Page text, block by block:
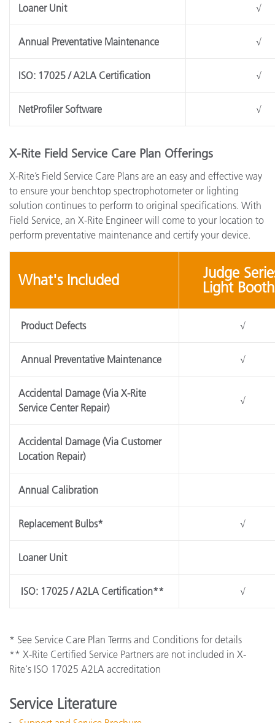
Loaner Unit √
Annual Preventative Maintenance √
ISO: 17025 / A2LA Certification √
NetProfiler Software √
X-Rite Field Service Care Plan Offerings
X-Rite’s Field Service Care Plans are an easy and effective way
to ensure your benchtop spectrophotometer or lighting
solution continues to perform to original specifications. With
Field Service, an X-Rite Engineer will come to your location to
perform preventative maintenance and certify your device.
What's Included
Judge
Light
Product Defects √
Annual Preventative Maintenance √
Accidental Damage (Via X-Rite
Service Center Repair)
√
Accidental Damage (Via Customer
Location Repair)
Annual Calibration
Replacement Bulbs* √
Loaner Unit
ISO: 17025 / A2LA Certification** √
* See Service Care Plan Terms and Conditions for details
** X-Rite Certified Service Partners are not included in X-
Rite's ISO 17025 A2LA accreditation
Service Literature